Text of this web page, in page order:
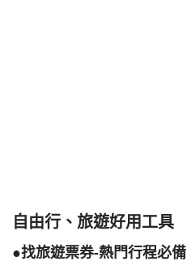
自由行、旅遊好用工具
●找旅遊票券-熱門行程必備